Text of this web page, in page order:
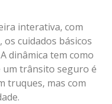
interativa, com
cuidados básicos
dinâmica tem como
um trânsito seguro é
truques, mas com